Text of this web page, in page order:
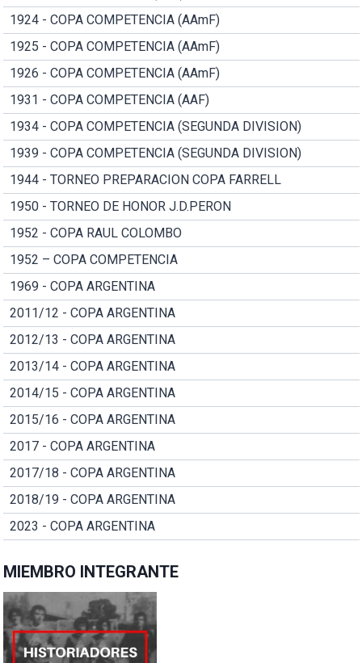
1924 - COPA COMPETENCIA (AAmF)
1925 - COPA COMPETENCIA (AAmF)
1926 - COPA COMPETENCIA (AAmF)
1931 - COPA COMPETENCIA (AAF)
1934 - COPA COMPETENCIA (SEGUNDA DIVISION)
1939 - COPA COMPETENCIA (SEGUNDA DIVISION)
1944 - TORNEO PREPARACION COPA FARRELL
1950 - TORNEO DE HONOR J.D.PERON
1952 - COPA RAUL COLOMBO
1952 – COPA COMPETENCIA
1969 - COPA ARGENTINA
2011/12 - COPA ARGENTINA
2012/13 - COPA ARGENTINA
2013/14 - COPA ARGENTINA
2014/15 - COPA ARGENTINA
2015/16 - COPA ARGENTINA
2017 - COPA ARGENTINA
2017/18 - COPA ARGENTINA
2018/19 - COPA ARGENTINA
2023 - COPA ARGENTINA
MIEMBRO INTEGRANTE